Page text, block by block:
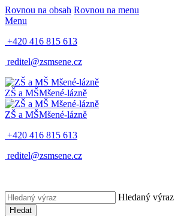
Rovnou na obsah Rovnou na menu
Menu
+420 416 815 613
reditel@zsmsene.cz
ZŠ a MŠMšené-lázně
ZŠ a MŠMšené-lázně
+420 416 815 613
reditel@zsmsene.cz
Hledaný výraz
Hledat